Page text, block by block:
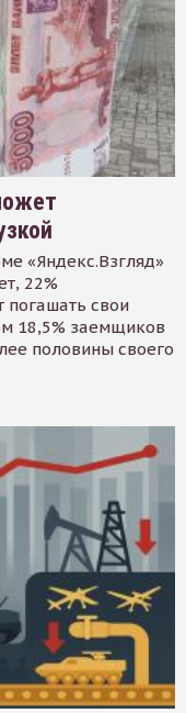
«Яндекс.Взгляд»
22%
погашать свои
18,5% заемщиков
половины своего